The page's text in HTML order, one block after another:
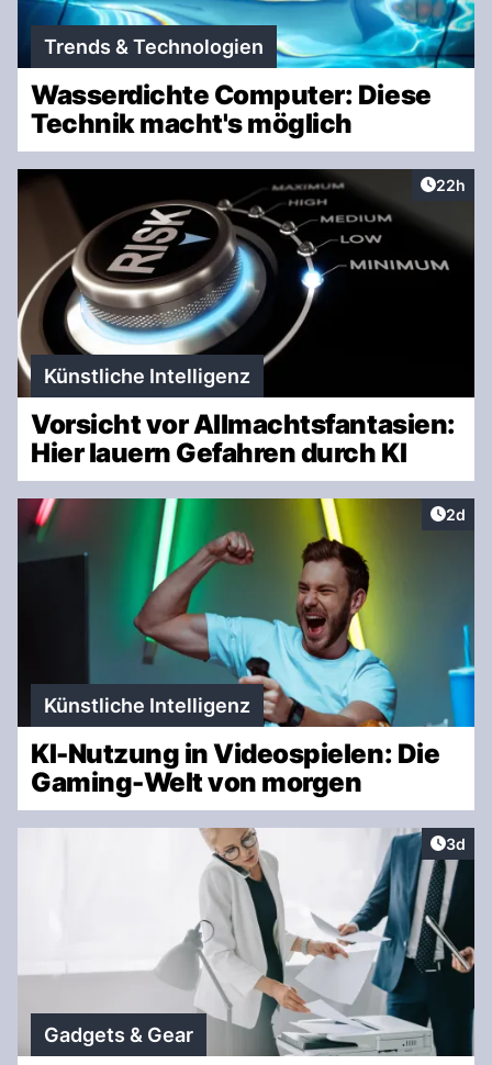
Trends & Technologien
Wasserdichte Computer: Diese
Technik macht's möglich
Artikel
22h
Künstliche Intelligenz
Vorsicht vor Allmachtsfantasien:
Hier lauern Gefahren durch KI
2d
Künstliche Intelligenz
KI-Nutzung in Videospielen: Die
Gaming-Welt von morgen
3d
Gadgets & Gear